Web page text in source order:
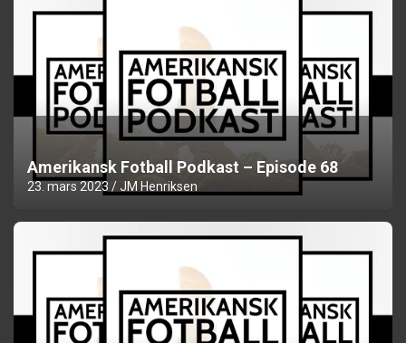
Amerikansk Fotball Podkast – Episode 68
23. mars 2023 JM Henriksen